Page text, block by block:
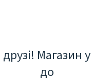
Магазин у
до